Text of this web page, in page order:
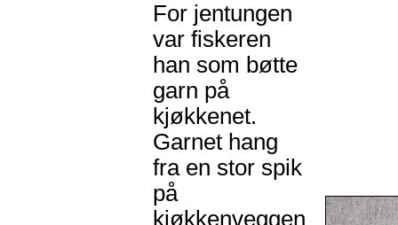
For jentungen
var fiskeren
han som bøtte
garn på
kjøkkenet.
Garnet hang
fra en stor spik
på
kjøkkenveggen